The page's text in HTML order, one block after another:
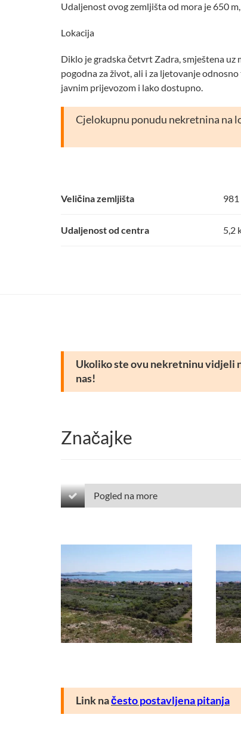
Udaljenost ovog zemljišta od mora je 650
Lokacija
Diklo je gradska četvrt Zadra, smještena
pogodna za život, ali i za ljetovanje
javnim prijevozom i lako dostupno.
Cjelokupnu ponudu nekretnina na
Veličina zemljišta 981
Udaljenost od centra 5,2
Ukoliko ste ovu nekretninu vidjeli
nas!
Značajke
Pogled na more
Link načesto postavljena pitanja